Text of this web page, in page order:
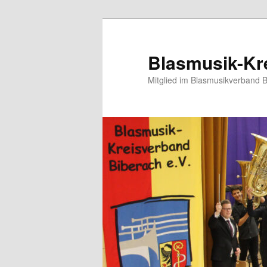
Blasmusik-
Mitglied im Blasmusikverband